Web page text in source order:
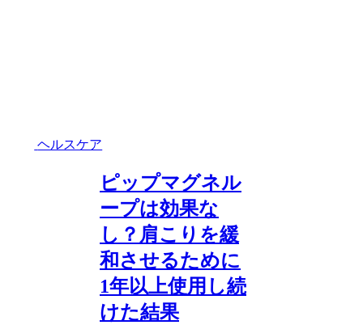
ヘルスケア
ピップマグネル
ープは効果な
し？肩こりを緩
和させるために
1年以上使用し続
けた結果